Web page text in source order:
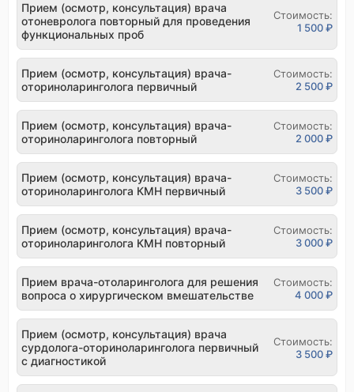
Прием (осмотр, консультация) врача
отоневролога повторный для проведения
функциональных проб
Стоимость:
1 500 ₽
Прием (осмотр, консультация) врача-
оториноларинголога первичный
Стоимость:
2 500 ₽
Прием (осмотр, консультация) врача-
оториноларинголога повторный
Стоимость:
2 000 ₽
Прием (осмотр, консультация) врача-
оториноларинголога КМН первичный
Стоимость:
3 500 ₽
Прием (осмотр, консультация) врача-
оториноларинголога КМН повторный
Стоимость:
3 000 ₽
Прием врача-отоларинголога для решения
вопроса о хирургическом вмешательстве
Стоимость:
4 000 ₽
Прием (осмотр, консультация) врача
сурдолога-оториноларинголога первичный
с диагностикой
Стоимость:
3 500 ₽